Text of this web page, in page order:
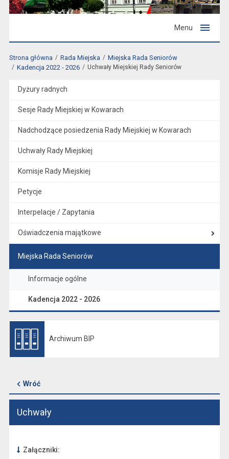
Menu
Strona główna Rada Miejska
Miejska Rada Seniorów
Kadencja 2022 - 2026
Uchwały Miejskiej Rady Seniorów
Dyżury radnych
Sesje Rady Miejskiej w Kowarach
Nadchodzące posiedzenia Rady Miejskiej w Kowarach
Uchwały Rady Miejskiej
Komisje Rady Miejskiej
Petycje
Interpelacje / Zapytania
Oświadczenia majątkowe
Miejska Rada Seniorów
Informacje ogólne
Kadencja 2022 - 2026
Archiwum BIP
Wróć
Uchwały
Załączniki: